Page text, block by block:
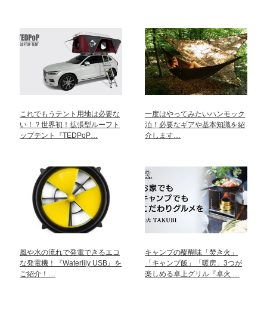
これでもうテント用地は必要な
い！？世界初！拡張型ルーフト
ップテント『TEDPoP…
一度はやってみたいハンモック
泊！必要なギアや基本知識を紹
介します…
風や水の流れで発電できるエコ
な発電機！『Waterlily USB』を
ご紹介！…
キャンプの醍醐味「焚き火」
「キャンプ飯」「暖房」3つが
楽しめる卓上グリル『卓火 …